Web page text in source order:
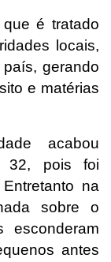
é tratado
locais,
gerando
e matérias
acabou
32, pois foi
na
sobre o
esconderam
antes